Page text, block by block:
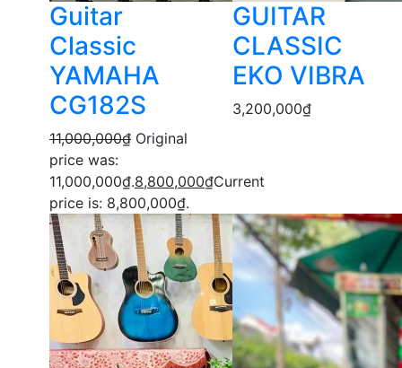
Guitar
Classic
YAMAHA
CG182S
11,000,000₫ Original
price was:
11,000,000₫.8,800,000₫Current
price is: 8,800,000₫.
GUITAR
CLASSIC
EKO VIBRA
3,200,000₫